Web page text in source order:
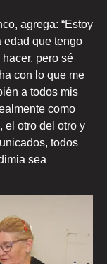
agrega: “Estoy
edad que tengo
pero sé
con lo que me
a todos mis
como
el otro del otro y
todos
sea